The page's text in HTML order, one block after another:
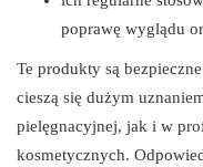
poprawę wyglądu
Te produkty są
cieszą się dużym
pielęgnacyjnej, jak i w
kosmetycznych.